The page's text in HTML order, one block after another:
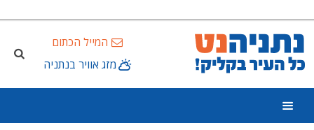
המייל הכתום
מזג אוויר בנתניה